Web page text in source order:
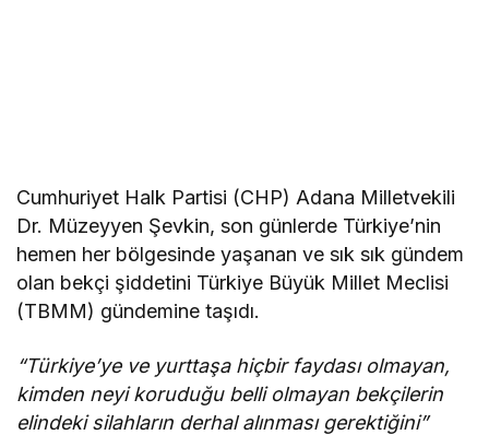
Cumhuriyet Halk Partisi (CHP) Adana Milletvekili
Dr. Müzeyyen Şevkin, son günlerde Türkiye’nin
hemen her bölgesinde yaşanan ve sık sık gündem
olan bekçi şiddetini Türkiye Büyük Millet Meclisi
(TBMM) gündemine taşıdı.
“Türkiye’ye ve yurttaşa hiçbir faydası olmayan,
kimden neyi koruduğu belli olmayan bekçilerin
elindeki silahların derhal alınması gerektiğini”